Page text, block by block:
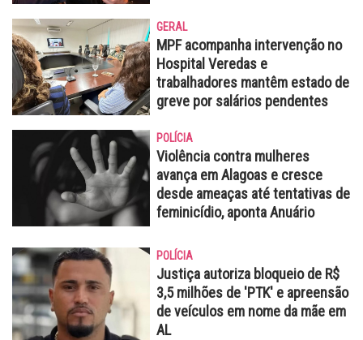
GERAL
MPF acompanha intervenção no
Hospital Veredas e
trabalhadores mantêm estado de
greve por salários pendentes
POLÍCIA
Violência contra mulheres
avança em Alagoas e cresce
desde ameaças até tentativas de
feminicídio, aponta Anuário
POLÍCIA
Justiça autoriza bloqueio de R$
3,5 milhões de 'PTK' e apreensão
de veículos em nome da mãe em
AL